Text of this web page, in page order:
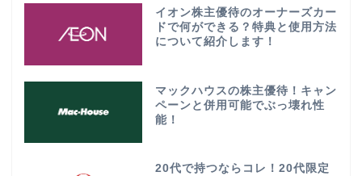
イオン株主優待のオーナーズカー
ドで何ができる？特典と使用方法
について紹介します！
マックハウスの株主優待！キャン
ペーンと併用可能でぶっ壊れ性
能！
20代で持つならコレ！20代限定